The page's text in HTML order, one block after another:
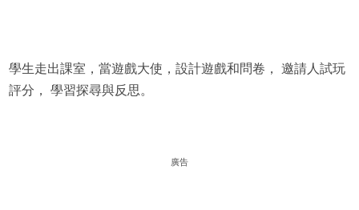
學生走出課室，當遊戲大使，設計遊戲和問卷， 邀請人試玩
評分， 學習探尋與反思。
廣告